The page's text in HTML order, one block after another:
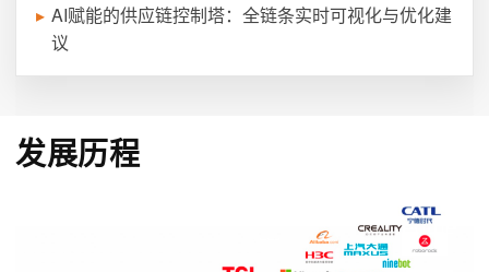
AI赋能的供应链控制塔：全链条实时可视化与优化建
议
发展历程